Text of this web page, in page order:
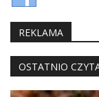
REKLAMA
OSTATNIO